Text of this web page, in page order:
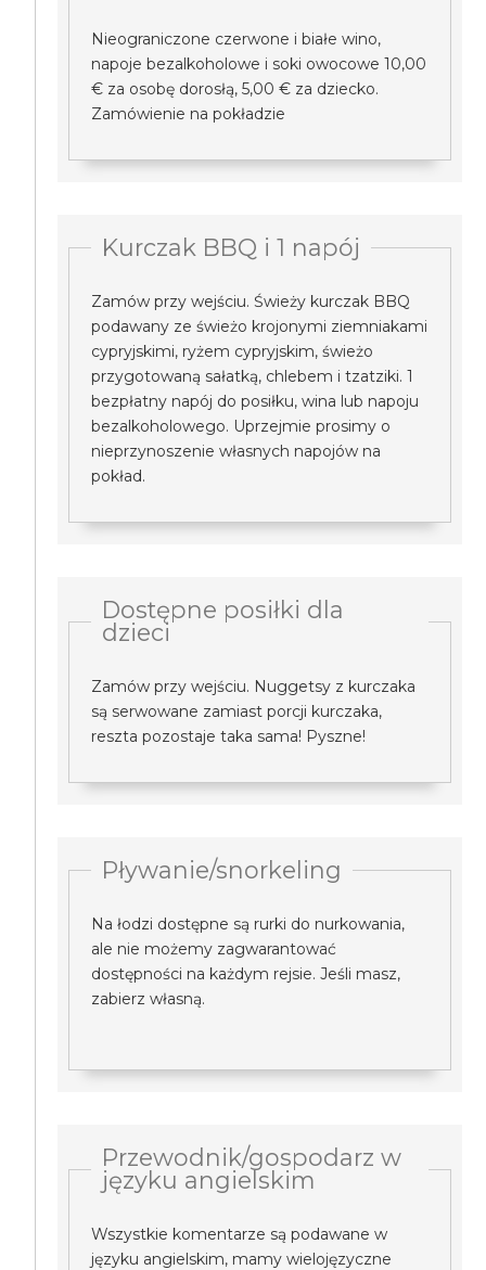
Nieograniczone czerwone i białe wino,
napoje bezalkoholowe i soki owocowe 10,00
€ za osobę dorosłą, 5,00 € za dziecko.
Zamówienie na pokładzie
Kurczak BBQ i 1 napój
Zamów przy wejściu. Świeży kurczak BBQ
podawany ze świeżo krojonymi ziemniakami
cypryjskimi, ryżem cypryjskim, świeżo
przygotowaną sałatką, chlebem i tzatziki. 1
bezpłatny napój do posiłku, wina lub napoju
bezalkoholowego. Uprzejmie prosimy o
nieprzynoszenie własnych napojów na
pokład.
Dostępne posiłki dla
dzieci
Zamów przy wejściu. Nuggetsy z kurczaka
są serwowane zamiast porcji kurczaka,
reszta pozostaje taka sama! Pyszne!
Pływanie/snorkeling
Na łodzi dostępne są rurki do nurkowania,
ale nie możemy zagwarantować
dostępności na każdym rejsie. Jeśli masz,
zabierz własną.
Przewodnik/gospodarz w
języku angielskim
Wszystkie komentarze są podawane w
języku angielskim, mamy wielojęzyczne